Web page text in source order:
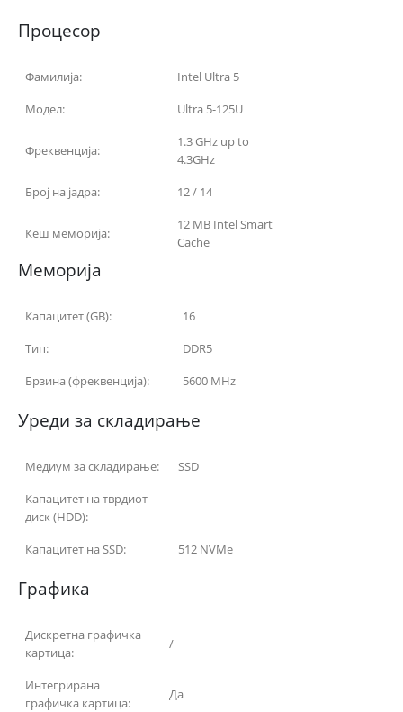
Процесор
Фамилија:
Intel Ultra 5
Модел:
Ultra 5-125U
Фреквенција:
1.3 GHz up to
4.3GHz
Број на јадра:
12 / 14
Кеш меморија:
12 MB Intel Smart
Cache
Меморија
Капацитет (GB):
16
Тип:
DDR5
Брзина (фреквенција):
5600 MHz
Уреди за складирање
Медиум за складирање:
SSD
Капацитет на тврдиот
диск (HDD):
Капацитет на SSD:
512 NVMe
Графика
Дискретна графичка
картица:
/
Интегрирана
графичка картица:
Да